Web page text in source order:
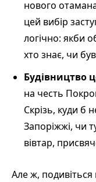
нового
цей вибір
логічно: якби
хто знає, чи
Будівництво
на честь
Скрізь, куди б
Запоріжжі, чи
вівтар,
Але ж, подивіться